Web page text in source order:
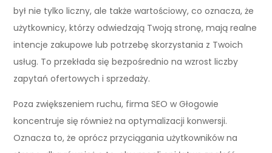
był nie tylko liczny, ale także wartościowy, co oznacza, że
użytkownicy, którzy odwiedzają Twoją stronę, mają realne
intencje zakupowe lub potrzebę skorzystania z Twoich
usług. To przekłada się bezpośrednio na wzrost liczby
zapytań ofertowych i sprzedaży.
Poza zwiększeniem ruchu, firma SEO w Głogowie
koncentruje się również na optymalizacji konwersji.
Oznacza to, że oprócz przyciągania użytkowników na